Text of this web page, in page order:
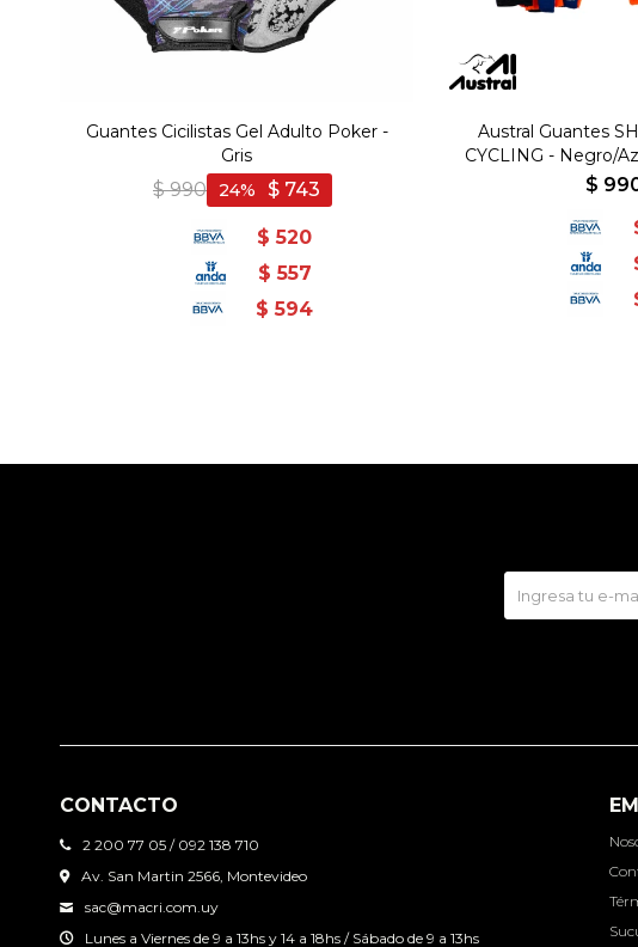
Guantes Cicilistas Gel Adulto Poker -
Gris
$ 990 $ 743
24
$ 520
$ 557
$ 594
Austral Guantes
CYCLING - Negro/
$
CONTACTO
2 200 77 05 / 092 138 710
Av. San Martin 2566, Montevideo
sac@macri.com.uy
Lunes a Viernes de 9 a 13hs y 14 a 18hs / Sábado de 9 a 13hs